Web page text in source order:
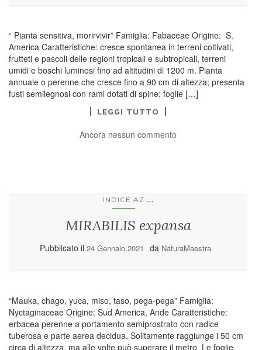
“ Pianta sensitiva, morirvivir” Famiglia: Fabaceae Origine: S.
America Caratteristiche: cresce spontanea in terreni coltivati,
frutteti e pascoli delle regioni tropicali e subtropicali, terreni
umidi e boschi luminosi fino ad altitudini di 1200 m. Pianta
annuale o perenne che cresce fino a 90 cm di altezza; presenta
fusti semilegnosi con rami dotati di spine; foglie […]
LEGGI TUTTO
Ancora nessun commento
INDICE AZ ...
MIRABILIS expansa
Pubblicato il 24 Gennaio 2021 da NaturaMaestra
“Mauka, chago, yuca, miso, taso, pega-pega” Famiglia:
Nyctaginaceae Origine: Sud America, Ande Caratteristiche:
erbacea perenne a portamento semiprostrato con radice
tuberosa e parte aerea decidua. Solitamente raggiunge i 50 cm
circa di altezza, ma alle volte può superare il metro. Le foglie